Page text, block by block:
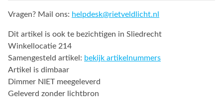
Vragen? Mail ons: helpdesk@rietveldlicht.nl
Dit artikel is ook te bezichtigen in Sliedrecht
Winkellocatie 214
Samengesteld artikel: bekijk artikelnummers
Artikel is dimbaar
Dimmer NIET meegeleverd
Geleverd zonder lichtbron